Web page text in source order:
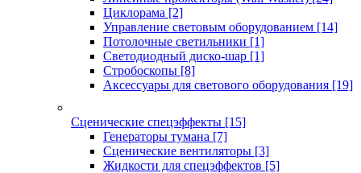
Циклорама [2]
Управление световым оборудованием [14]
Потолочные светильники [1]
Светодиодный диско-шар [1]
Стробоскопы [8]
Аксессуары для светового оборудования [19]
Сценические спецэффекты [15]
Генераторы тумана [7]
Сценические вентиляторы [3]
Жидкости для спецэффектов [5]